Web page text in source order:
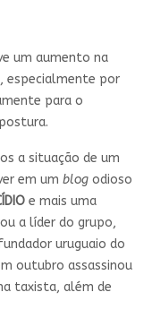
um aumento na
especialmente por
para o
a situação de um
em um blogodioso
e mais uma
a líder do grupo,
uruguaio do
outubro assassinou
taxista, além de